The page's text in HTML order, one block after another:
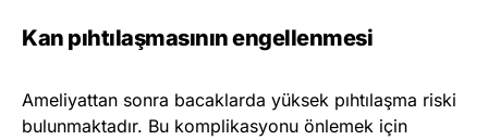
Kan pıhtılaşmasının engellenmesi
Ameliyattan sonra bacaklarda yüksek pıhtılaşma riski
bulunmaktadır. Bu komplikasyonu önlemek için